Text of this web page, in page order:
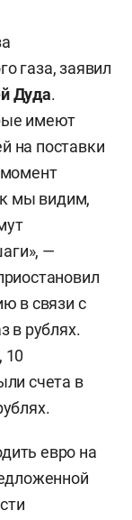
газа, заявил
Дуда.
имеют
на поставки
мы видим,
—
в связи с
в рублях.
10
счета в
евро на